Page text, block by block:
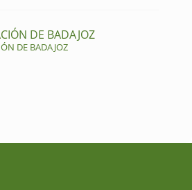
DE BADAJOZ
DE BADAJOZ